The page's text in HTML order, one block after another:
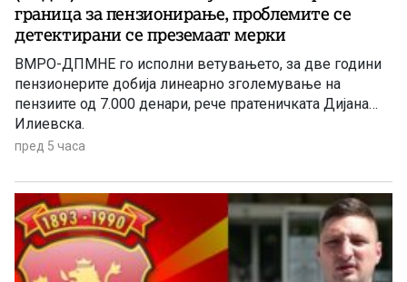
граница за пензионирање, проблемите се
детектирани се преземаат мерки
ВМРО-ДПМНЕ го исполни ветувањето, за две години
пензионерите добија линеарно зголемување на
пензиите од 7.000 денари, рече пратеничката Дијана
Илиевска.
пред 5 часа